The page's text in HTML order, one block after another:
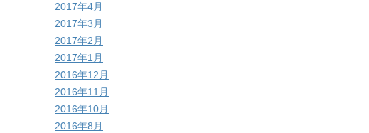
2017年4月
2017年3月
2017年2月
2017年1月
2016年12月
2016年11月
2016年10月
2016年8月